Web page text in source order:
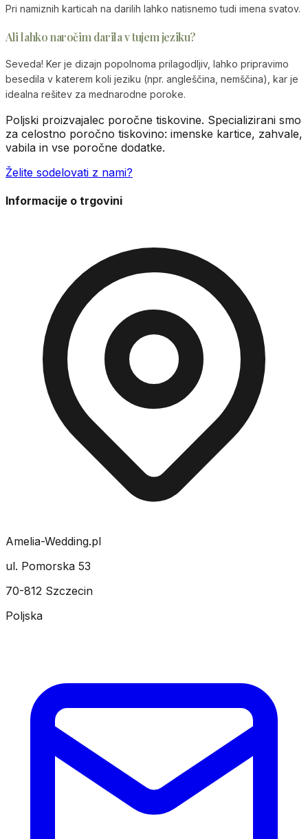
Pri namiznih karticah na darilih lahko natisnemo tudi imena svatov.
Ali lahko naročim darila v tujem jeziku?
Seveda! Ker je dizajn popolnoma prilagodljiv, lahko pripravimo
besedila v katerem koli jeziku (npr. angleščina, nemščina), kar je
idealna rešitev za mednarodne poroke.
Poljski proizvajalec poročne tiskovine. Specializirani smo
za celostno poročno tiskovino: imenske kartice, zahvale,
vabila in vse poročne dodatke.
Želite sodelovati z nami?
Informacije o trgovini
Amelia-Wedding.pl
ul. Pomorska 53
70-812 Szczecin
Poljska